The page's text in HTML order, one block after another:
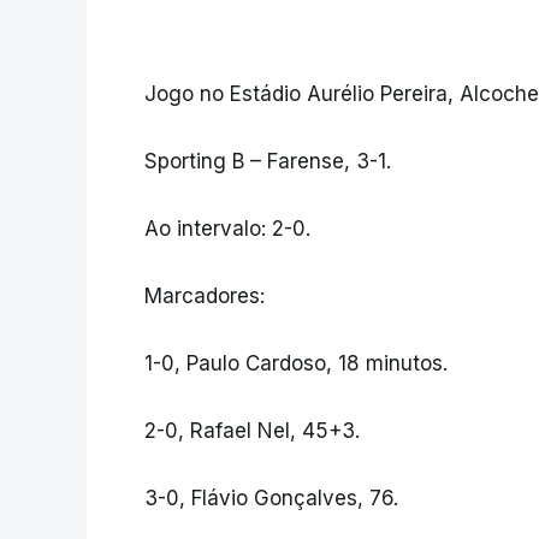
Jogo no Estádio Aurélio Pereira,
Sporting B – Farense, 3-1.
Ao intervalo: 2-0.
Marcadores:
1-0, Paulo Cardoso, 18 minutos.
2-0, Rafael Nel, 45+3.
3-0, Flávio Gonçalves, 76.